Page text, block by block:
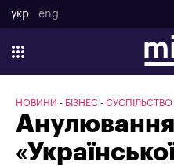
укр eng
НОВИНИ БІЗНЕС СУСПІЛЬСТВО
Анулювання